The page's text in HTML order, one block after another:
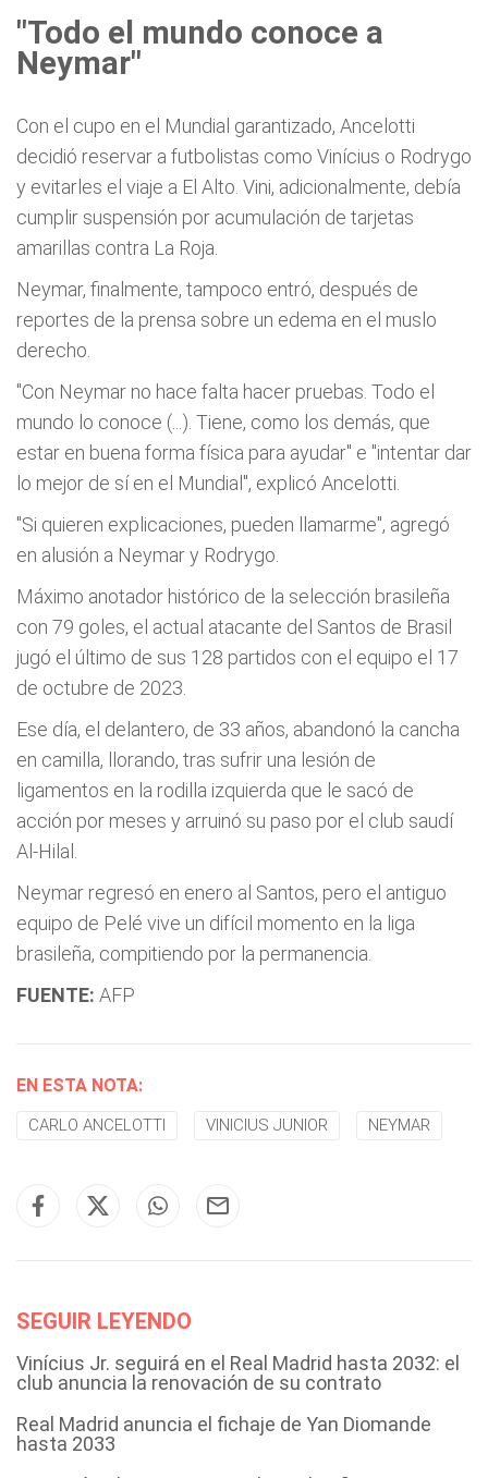
"Todo el mundo conoce a
Neymar"
Con el cupo en el Mundial garantizado, Ancelotti
decidió reservar a futbolistas como Vinícius o Rodrygo
y evitarles el viaje a El Alto. Vini, adicionalmente, debía
cumplir suspensión por acumulación de tarjetas
amarillas contra La Roja.
Neymar, finalmente, tampoco entró, después de
reportes de la prensa sobre un edema en el muslo
derecho.
"Con Neymar no hace falta hacer pruebas. Todo el
mundo lo conoce (...). Tiene, como los demás, que
estar en buena forma física para ayudar" e "intentar dar
lo mejor de sí en el Mundial", explicó Ancelotti.
"Si quieren explicaciones, pueden llamarme", agregó
en alusión a Neymar y Rodrygo.
Máximo anotador histórico de la selección brasileña
con 79 goles, el actual atacante del Santos de Brasil
jugó el último de sus 128 partidos con el equipo el 17
de octubre de 2023.
Ese día, el delantero, de 33 años, abandonó la cancha
en camilla, llorando, tras sufrir una lesión de
ligamentos en la rodilla izquierda que le sacó de
acción por meses y arruinó su paso por el club saudí
Al-Hilal.
Neymar regresó en enero al Santos, pero el antiguo
equipo de Pelé vive un difícil momento en la liga
brasileña, compitiendo por la permanencia.
FUENTE: AFP
EN ESTA NOTA:
CARLO ANCELOTTI VINICIUS JUNIOR NEYMAR
SEGUIR LEYENDO
Vinícius Jr. seguirá en el Real Madrid hasta 2032: el
club anuncia la renovación de su contrato
Real Madrid anuncia el fichaje de Yan Diomande
hasta 2033